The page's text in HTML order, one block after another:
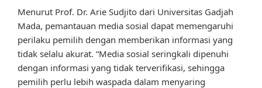
Menurut Prof. Dr. Arie Sudjito dari Universitas Gadjah
Mada, pemantauan media sosial dapat memengaruhi
perilaku pemilih dengan memberikan informasi yang
tidak selalu akurat. “Media sosial seringkali dipenuhi
dengan informasi yang tidak terverifikasi, sehingga
pemilih perlu lebih waspada dalam menyaring